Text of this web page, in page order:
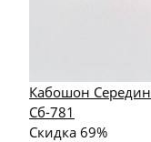
Кабошон
Сб-781
Скидка 69%